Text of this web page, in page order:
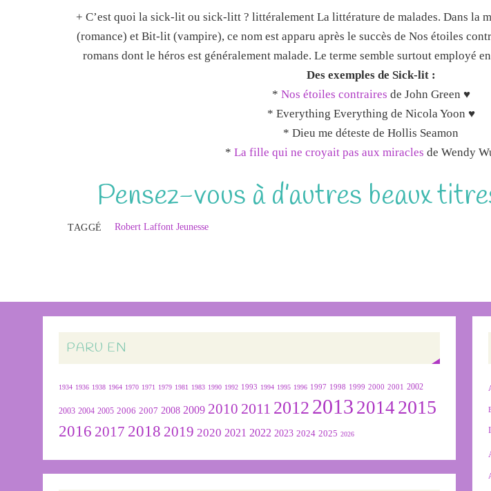
+ C’est quoi la sick-lit ou sick-litt ? littéralement La littérature de malades. Dans la
(romance) et Bit-lit (vampire), ce nom est apparu après le succès de Nos étoiles
romans dont le héros est généralement malade. Le terme semble surtout employé
Des exemples de Sick-lit :
* Nos étoiles contraires de John Green ♥
* Everything Everything de Nicola Yoon ♥
* Dieu me déteste de Hollis Seamon
* La fille qui ne croyait pas aux miracles de Wendy
Pensez-vous à d’autres beaux
TAGGÉ Robert Laffont Jeunesse
PARU EN
1934 1936 1938 1964 1970 1971 1979 1981 1983 1990 1992 1993 1994 1995 1996 1997 1998 1999 2000 2001 2002
2003 2004 2005 2006 2007 2008 2009 2010 2011 2012 2013 2014 2015
2016 2017 2018 2019 2020 2021 2022 2023 2024 2025 2026